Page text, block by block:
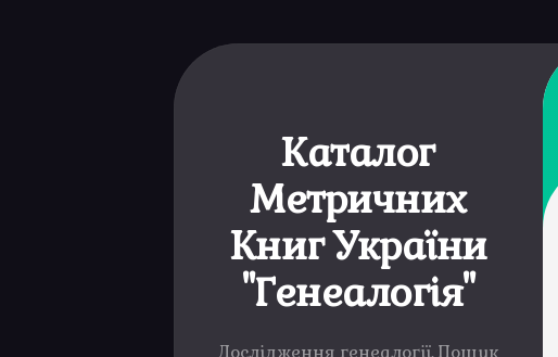
Каталог
Метричних
Книг України
"Генеалогія"
Дослідження генеалогії. Пошук